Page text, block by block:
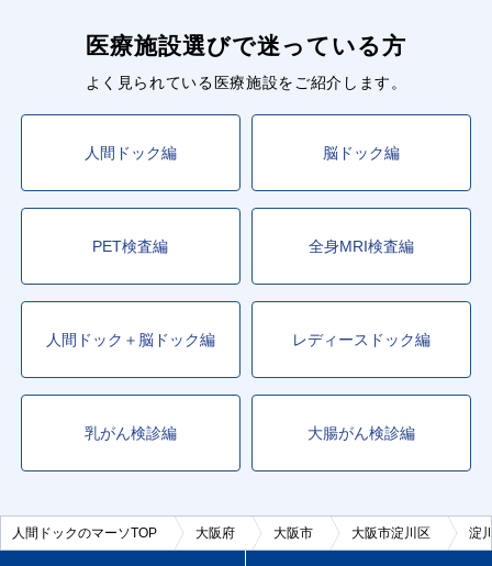
医療施設選びで迷っている方
よく見られている医療施設をご紹介します。
人間ドック編 脳ドック編
PET検査編 全身MRI検査編
人間ドック＋脳ドック編 レディースドック編
乳がん検診編 大腸がん検診編
人間ドックのマーソTOP 大阪府 大阪市 大阪市淀川区 淀